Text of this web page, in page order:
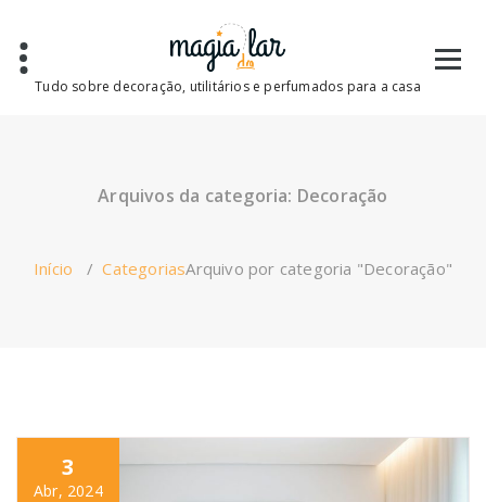
conteúdoTudo sobre decoração, utilitários e perfumados para a casa
Arquivos da categoria: Decoração
Início /CategoriasArquivo por categoria "Decoração"
3
Abr, 2024